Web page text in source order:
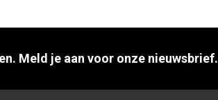
Meld je aan voor onze nieuwsbrief.